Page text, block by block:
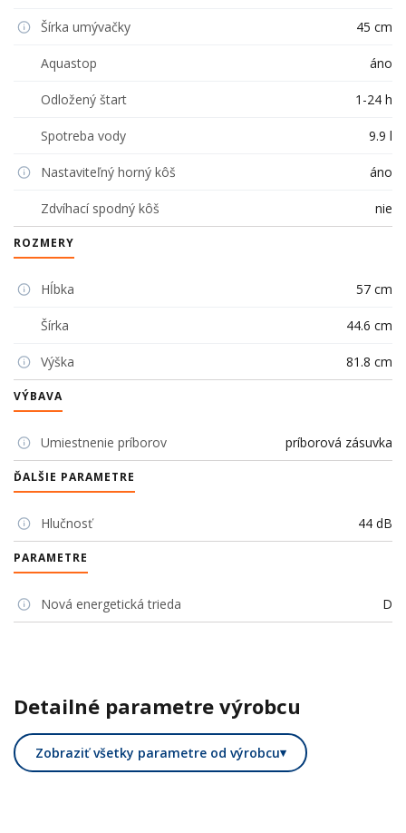
Šírka umývačky 45 cm
Aquastop áno
Odložený štart 1-24 h
Spotreba vody 9.9 l
Nastaviteľný horný kôš áno
Zdvíhací spodný kôš nie
ROZMERY
Hĺbka 57 cm
Šírka 44.6 cm
Výška 81.8 cm
VÝBAVA
Umiestnenie príborov príborová zásuvka
ĎALŠIE PARAMETRE
Hlučnosť 44 dB
PARAMETRE
Nová energetická trieda D
Detailné parametre výrobcu
Zobraziť všetky parametre od výrobcu▾